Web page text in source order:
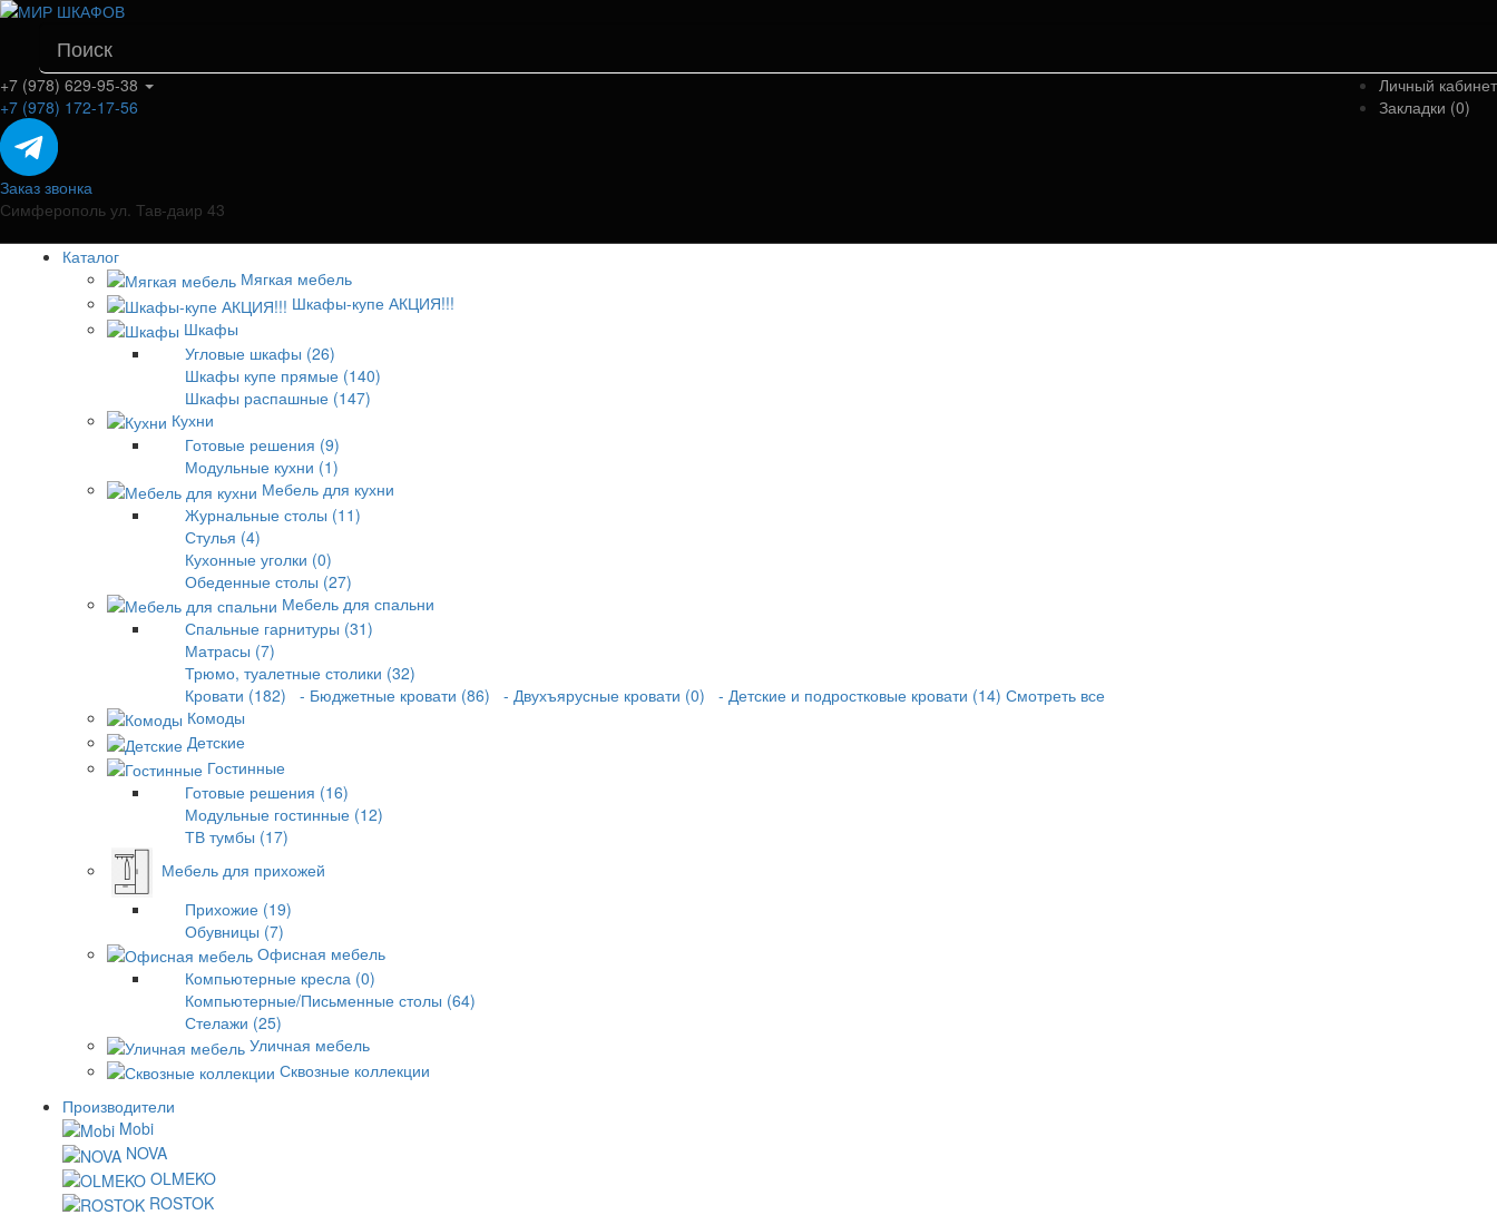
Личный кабинет
Закладки (0)
+7 (978) 629-95-38
+7 (978) 172-17-56
Заказ звонка
Симферополь ул. Тав-даир 43
Каталог
Мягкая мебель
Шкафы-купе АКЦИЯ!!!
Шкафы
Угловые шкафы (26)
Шкафы купе прямые (140)
Шкафы распашные (147)
Кухни
Готовые решения (9)
Модульные кухни (1)
Мебель для кухни
Журнальные столы (11)
Стулья (4)
Кухонные уголки (0)
Обеденные столы (27)
Мебель для спальни
Спальные гарнитуры (31)
Матрасы (7)
Трюмо, туалетные столики (32)
Кровати (182)
- Бюджетные кровати (86) - Двухъярусные кровати (0) - Детские и подростковые кровати (14) Смотреть все
Комоды
Детские
Гостинные
Готовые решения (16)
Модульные гостинные (12)
ТВ тумбы (17)
Мебель для прихожей
Прихожие (19)
Обувницы (7)
Офисная мебель
Компьютерные кресла (0)
Компьютерные/Письменные столы (64)
Стелажи (25)
Уличная мебель
Сквозные коллекции
Производители
Mobi
NOVA
OLMEKO
ROSTOK